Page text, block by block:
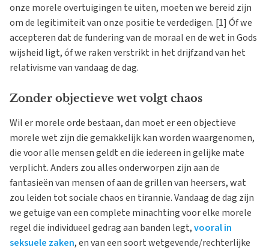
onze morele overtuigingen te uiten, moeten we bereid zijn
om de legitimiteit van onze positie te verdedigen. [1] Óf we
accepteren dat de fundering van de moraal en de wet in Gods
wijsheid ligt, óf we raken verstrikt in het drijfzand van het
relativisme van vandaag de dag.
Zonder objectieve wet volgt chaos
Wil er morele orde bestaan, dan moet er een objectieve
morele wet zijn die gemakkelijk kan worden waargenomen,
die voor alle mensen geldt en die iedereen in gelijke mate
verplicht. Anders zou alles onderworpen zijn aan de
fantasieën van mensen of aan de grillen van heersers, wat
zou leiden tot sociale chaos en tirannie. Vandaag de dag zijn
we getuige van een complete minachting voor elke morele
regel die individueel gedrag aan banden legt,vooral in
seksuele zaken, en van een soort wetgevende/rechterlijke